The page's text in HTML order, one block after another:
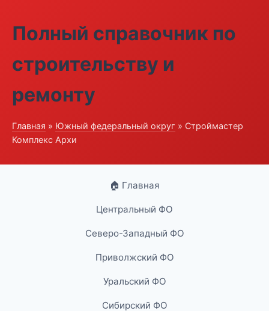
Полный справочник по
строительству и
ремонту
Главная » Южный федеральный округ » Строймастер
Комплекс Архи
🏠 Главная
Центральный ФО
Северо-Западный ФО
Приволжский ФО
Уральский ФО
Сибирский ФО